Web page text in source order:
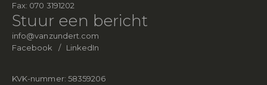
Fax: 070 3191202
Stuur een bericht
info@vanzundert.com
Facebook / LinkedIn
KVK-nummer: 58359206